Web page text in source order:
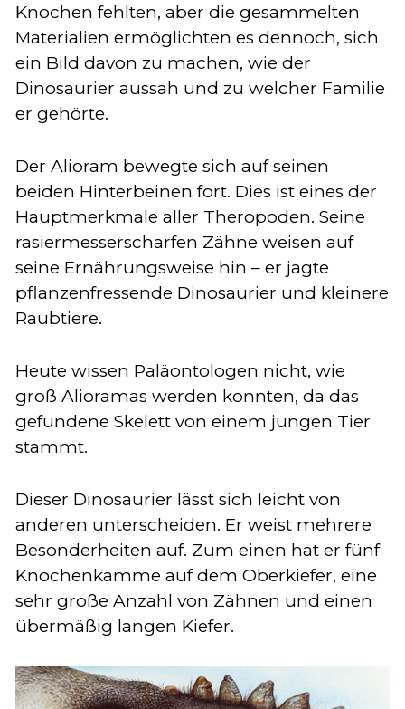
Knochen fehlten, aber die gesammelten
Materialien ermöglichten es dennoch, sich
ein Bild davon zu machen, wie der
Dinosaurier aussah und zu welcher Familie
er gehörte.
Der Alioram bewegte sich auf seinen
beiden Hinterbeinen fort. Dies ist eines der
Hauptmerkmale aller Theropoden. Seine
rasiermesserscharfen Zähne weisen auf
seine Ernährungsweise hin – er jagte
pflanzenfressende Dinosaurier und kleinere
Raubtiere.
Heute wissen Paläontologen nicht, wie
groß Alioramas werden konnten, da das
gefundene Skelett von einem jungen Tier
stammt.
Dieser Dinosaurier lässt sich leicht von
anderen unterscheiden. Er weist mehrere
Besonderheiten auf. Zum einen hat er fünf
Knochenkämme auf dem Oberkiefer, eine
sehr große Anzahl von Zähnen und einen
übermäßig langen Kiefer.